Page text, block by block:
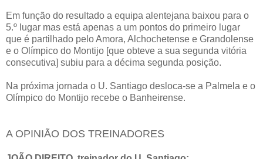
Em função do resultado a equipa alentejana baixou para o
5.º lugar mas está apenas a um pontos do primeiro lugar
que é partilhado pelo Amora, Alchochetense e Grandolense
e o Olímpico do Montijo [que obteve a sua segunda vitória
consecutiva] subiu para a décima segunda posição.
Na próxima jornada o U. Santiago desloca-se a Palmela e o
Olímpico do Montijo recebe o Banheirense.
A OPINIÃO DOS TREINADORES